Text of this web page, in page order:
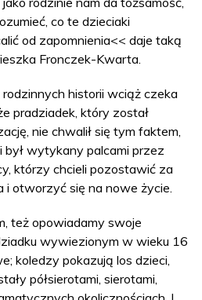
co te dzieciaki
od zapomnienia<< daje taką
Fronczek-Kwarta.
historii wciąż czeka
pradziadek, który został
nie chwalił się tym faktem,
był wytykany palcami przez
którzy chcieli pozostawić za
otworzyć się na nowe życie.
też opowiadamy swoje
wywiezionym w wieku 16
koledzy pokazują los dzieci,
półsierotami, sierotami,